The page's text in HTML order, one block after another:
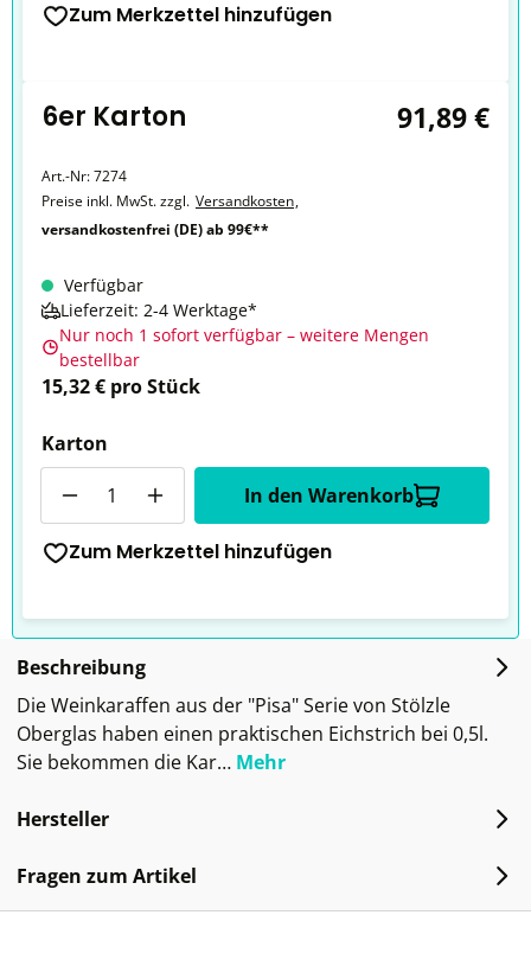
Zum Merkzettel hinzufügen
6er Karton 91,89 €
Art.-Nr:7274
Preise inkl. MwSt. zzgl. Versandkosten,
versandkostenfrei (DE) ab 99€**
Verfügbar
Lieferzeit: 2-4 Werktage*
Nur noch 1 sofort verfügbar – weitere Mengen
bestellbar
15,32 € pro Stück
Karton
In den Warenkorb
Zum Merkzettel hinzufügen
Beschreibung
Die Weinkaraffen aus der "Pisa" Serie von Stölzle
Oberglas haben einen praktischen Eichstrich bei 0,5l.
Sie bekommen die Kar… Mehr
Hersteller
Fragen zum Artikel